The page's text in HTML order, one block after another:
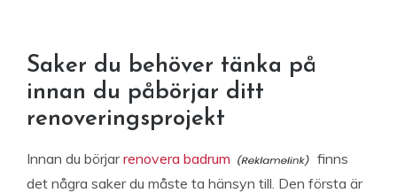
Saker du behöver tänka på
innan du påbörjar ditt
renoveringsprojekt
Innan du börjarrenovera badrum
finns
det några saker du måste ta hänsyn till. Den första är